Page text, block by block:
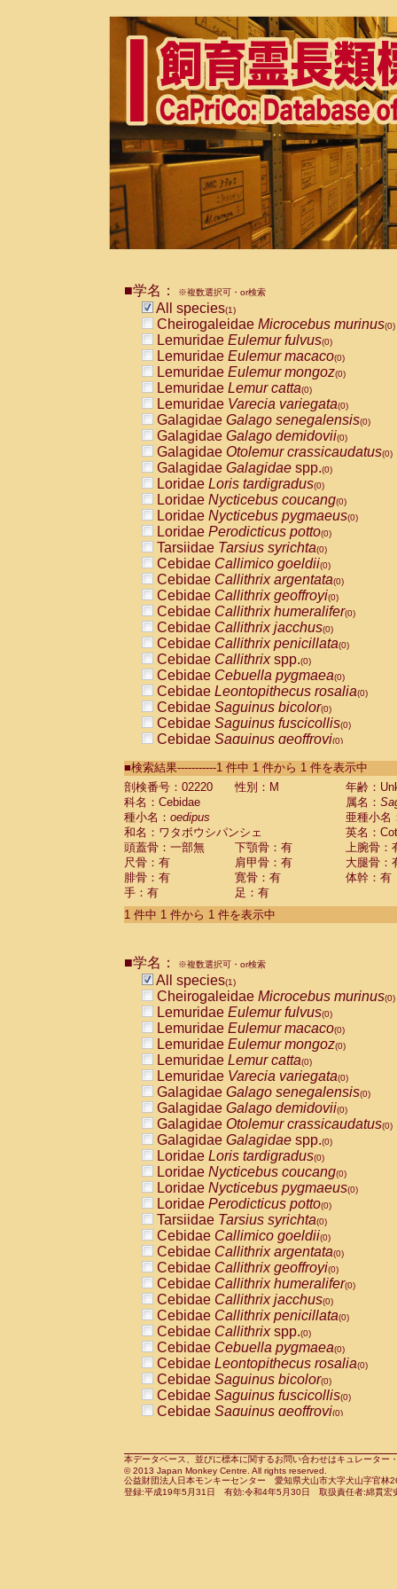
■学名： ※複数選択可・or検索
All species(1)
Cheirogaleidae Microcebus murinus(0)
Lemuridae Eulemur fulvus(0)
Lemuridae Eulemur macaco(0)
Lemuridae Eulemur mongoz(0)
Lemuridae Lemur catta(0)
Lemuridae Varecia variegata(0)
Galagidae Galago senegalensis(0)
Galagidae Galago demidovii(0)
Galagidae Otolemur crassicaudatus(0)
Galagidae Galagidae spp.(0)
Loridae Loris tardigradus(0)
Loridae Nycticebus coucang(0)
Loridae Nycticebus pygmaeus(0)
Loridae Perodicticus potto(0)
Tarsiidae Tarsius syrichta(0)
Cebidae Callimico goeldii(0)
Cebidae Callithrix argentata(0)
Cebidae Callithrix geoffroyi(0)
Cebidae Callithrix humeralifer(0)
Cebidae Callithrix jacchus(0)
Cebidae Callithrix penicillata(0)
Cebidae Callithrixspp.(0)
Cebidae Cebuella pygmaea(0)
Cebidae Leontopithecus rosalia(0)
Cebidae Saguinus bicolor(0)
Cebidae Saguinus fuscicollis(0)
Cebidae Saguinus geoffroyi(0)
CebidaeSaguinus labiatus(0)
Cebidae Saguinus leucopus (0)
Cebidae
Cebidae
CebidaeSaguinus nigricollis (0)
Cebidae Saguinus oedipus
Cebidae Saguinus weddelli
Cebidae Saguinusspp.
Cebidae Aotus trivirgatus
Cebidae Cebus albifrons
CebidaeCebus nigrivittatus
CebidaeCebus
CebidaeSaimiri boliviensis(0)
CebidaeSaimiri sciureus(0)
AtelidaeAlouatta caraya(0)
AtelidaeAlouatta fusca(0)
AtelidaeAlouatta seniculus
AtelidaeAlouattaspp.(0)
AtelidaeAteles belzebuth(0)
AtelidaeAteles geoffroyi(0)
AtelidaeAteles paniscus(0)
AtelidaeAtelesspp.(0)
Atelidae Lagothrix lagothricha
AtelidaeLagothrix lagothricha cana
PitheciidaeCacajao calvus
PitheciidaeCallicebus cupreus
PitheciidaeCallicebus donacophilus
PitheciidaeCallicebus moloch
PitheciidaeCallicebus torquatus
PitheciidaeCallicebusspp.(0)
PitheciidaeChiropotes satanas(0)
PitheciidaePithecia monachus
PitheciidaePithecia pithecia(0)
CercopithecidaeCercocebus agilis
CercopithecidaeCercocebus
CercopithecidaeCercocebus
CercopithecidaeCercocebus
CercopithecidaeCercocebus
CercopithecidaeCercocebushybrid
CercopithecidaePapio anubis(0)
CercopithecidaePapio cynocephalus
CercopithecidaePapio hamadryas(0)
■検索結果-----------1 件中 1 件から 1 件を表示中
剖検番号：02220
性別：M
年齢：
科名：Cebidae
属名：
種小名： oedipus
亜種小名
和名：ワタボウシパンシェ
英名：
頭蓋骨：一部無
下顎骨：有
上腕骨：
尺骨：有
肩甲骨：有
大腿骨：
腓骨：有
寛骨：有
体幹：有
手：有
足：有
1 件中 1 件から 1 件を表示中
■学名： ※複数選択可・or検索
All species(1)
Cheirogaleidae Microcebus murinus(0)
Lemuridae Eulemur fulvus(0)
Lemuridae Eulemur macaco(0)
Lemuridae Eulemur mongoz(0)
Lemuridae Lemur catta(0)
Lemuridae Varecia variegata(0)
Galagidae Galago senegalensis(0)
Galagidae Galago demidovii(0)
Galagidae Otolemur crassicaudatus(0)
Galagidae Galagidae spp.(0)
Loridae Loris tardigradus(0)
Loridae Nycticebus coucang(0)
Loridae Nycticebus pygmaeus(0)
Loridae Perodicticus potto(0)
Tarsiidae Tarsius syrichta(0)
Cebidae Callimico goeldii(0)
Cebidae Callithrix argentata(0)
Cebidae Callithrix geoffroyi(0)
Cebidae Callithrix humeralifer(0)
Cebidae Callithrix jacchus(0)
Cebidae Callithrix penicillata(0)
Cebidae Callithrixspp.(0)
Cebidae Cebuella pygmaea(0)
Cebidae Leontopithecus rosalia(0)
Cebidae Saguinus bicolor(0)
Cebidae Saguinus fuscicollis(0)
Cebidae Saguinus geoffroyi(0)
CebidaeSaguinus leucopus(0)
CebidaeSaguinus midas(0)
Cebidae Saguinus mystax(0)
本データベース、並びに標本に関するお問い合わせはキュレータ
© 2013 Japan Monkey Centre. All rights reserved.
公益財団法人日本モンキーセンター 愛知県犬山市大字犬山字官
登録:平成19年5月31日 有効:令和4年5月30日 取扱責任者:綿貫宏